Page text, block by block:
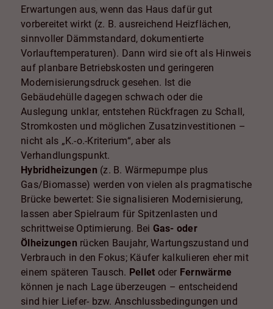
Erwartungen aus, wenn das Haus dafür gut
vorbereitet wirkt (z. B. ausreichend Heizflächen,
sinnvoller Dämmstandard, dokumentierte
Vorlauftemperaturen). Dann wird sie oft als Hinweis
auf planbare Betriebskosten und geringeren
Modernisierungsdruck gesehen. Ist die
Gebäudehülle dagegen schwach oder die
Auslegung unklar, entstehen Rückfragen zu Schall,
Stromkosten und möglichen Zusatzinvestitionen –
nicht als „K.-o.-Kriterium“, aber als
Verhandlungspunkt.
Hybridheizungen (z. B. Wärmepumpe plus
Gas/Biomasse) werden von vielen als pragmatische
Brücke bewertet: Sie signalisieren Modernisierung,
lassen aber Spielraum für Spitzenlasten und
schrittweise Optimierung. Bei Gas- oder
Ölheizungen rücken Baujahr, Wartungszustand und
Verbrauch in den Fokus; Käufer kalkulieren eher mit
einem späteren Tausch. Pellet oder Fernwärme
können je nach Lage überzeugen – entscheidend
sind hier Liefer- bzw. Anschlussbedingungen und